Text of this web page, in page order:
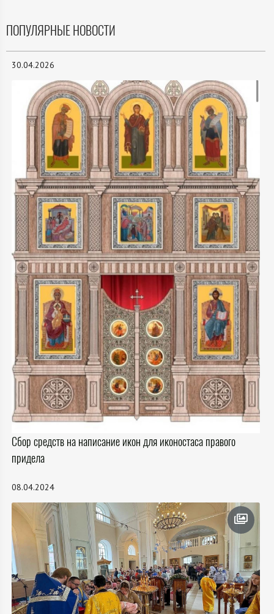
ПОПУЛЯРНЫЕ НОВОСТИ
30.04.2026
Сбор средств на написание икон для иконостаса правого
придела
08.04.2024